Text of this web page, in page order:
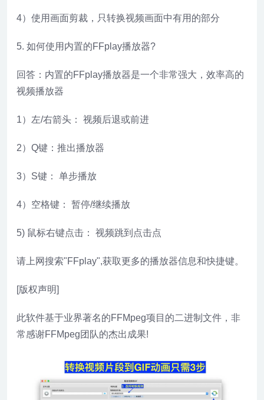
4）使用画面剪裁，只转换视频画面中有用的部分
5. 如何使用内置的FFplay播放器?
回答：内置的FFplay播放器是一个非常强大，效率高的
视频播放器
1）左/右箭头： 视频后退或前进
2）Q键：推出播放器
3）S键： 单步播放
4）空格键： 暂停/继续播放
5) 鼠标右键点击： 视频跳到点击点
请上网搜索"FFplay",获取更多的播放器信息和快捷键。
[版权声明]
此软件基于业界著名的FFMpeg项目的二进制文件，非
常感谢FFMpeg团队的杰出成果!